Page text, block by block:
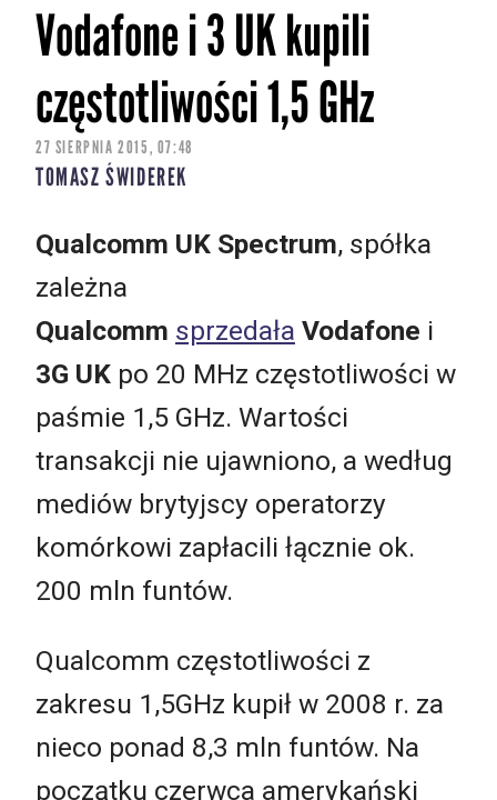
Vodafone i 3 UK kupili
częstotliwości 1,5 GHz
27 SIERPNIA 2015, 07:48
TOMASZ ŚWIDEREK
Qualcomm UK Spectrum, spółka
zależna
Qualcomm sprzedała Vodafone i
3G UK po 20 MHz częstotliwości w
paśmie 1,5 GHz. Wartości
transakcji nie ujawniono, a według
mediów brytyjscy operatorzy
komórkowi zapłacili łącznie ok.
200 mln funtów.
Qualcomm częstotliwości z
zakresu 1,5GHz kupił w 2008 r. za
nieco ponad 8,3 mln funtów. Na
początku czerwca amerykański